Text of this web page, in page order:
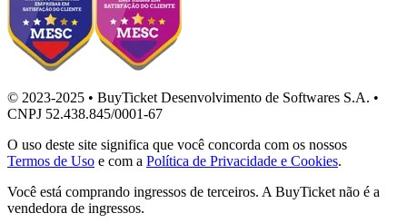
© 2023-2025 • BuyTicket Desenvolvimento de Softwares S.A. •
CNPJ 52.438.845/0001-67
O uso deste site significa que você concorda com os nossos
Termos de Uso e com a Política de Privacidade e Cookies.
Você está comprando ingressos de terceiros. A BuyTicket não é a
vendedora de ingressos.